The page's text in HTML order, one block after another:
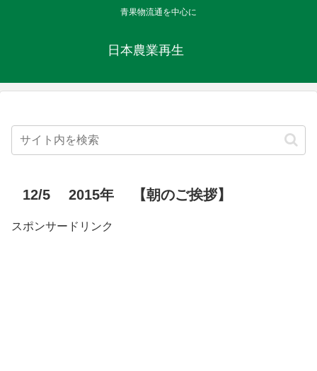
青果物流通を中心に
日本農業再生
12/5 2015年 【朝のご挨拶】
スポンサードリンク